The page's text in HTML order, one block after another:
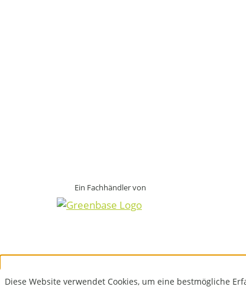
Ein Fachhändler von
Diese Website verwendet Cookies, um eine bestmögliche